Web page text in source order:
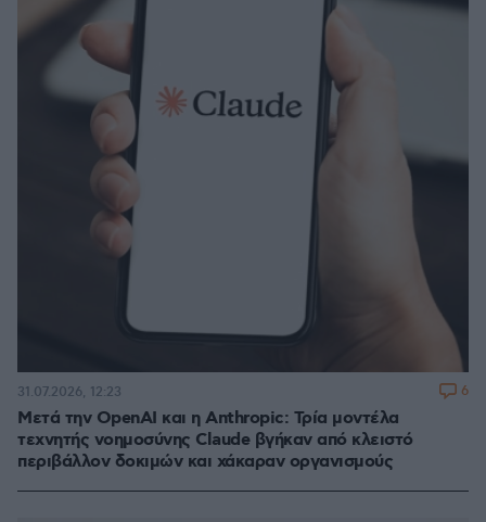
Μετά την OpenAI και η Anthropic: Τρία μοντέλα
τεχνητής νοημοσύνης Claude βγήκαν από κλειστό
περιβάλλον δοκιμών και χάκαραν οργανισμούς
31.07.2026, 12:23 6